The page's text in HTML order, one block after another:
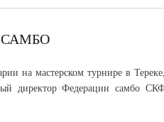
на мастерском турнире в
директор Федерации самбо